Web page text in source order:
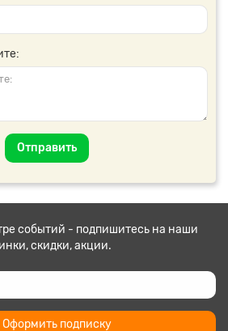
Отправить
событий - подпишитесь на наши
скидки, акции.
Оформить подписку